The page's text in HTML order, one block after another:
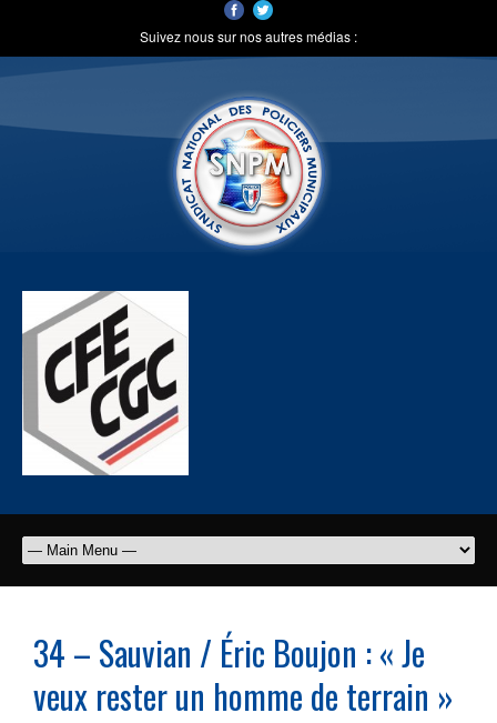
Suivez nous sur nos autres médias :
34 – Sauvian / Éric Boujon : « Je
veux rester un homme de terrain »